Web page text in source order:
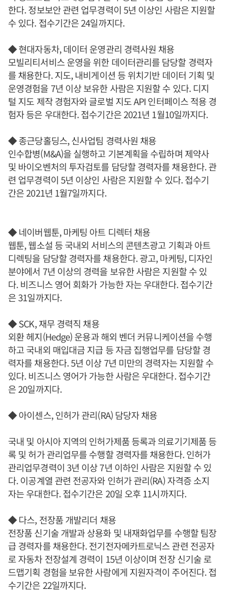
한다. 정보보안 관련 업무경력이 5년 이상인 사람은 지원할
수 있다. 접수기간은 24일까지다.
◆ 현대자동차, 데이터 운영관리 경력사원 채용
모빌리티서비스 운영을 위한 데이터관리를 담당할 경력자
를 채용한다. 지도, 내비게이션 등 위치기반 데이터 기획 및
운영경험을 7년 이상 보유한 사람은 지원할 수 있다. 디지
털 지도 제작 경험자와 글로벌 지도 API 인터페이스 적용 경
험자 등은 우대한다. 접수기간은 2021년 1월10일까지다.
◆ 종근당홀딩스, 신사업팀 경력사원 채용
인수합병(M&A)을 실행하고 기본계획을 수립하며 제약사
및 바이오벤처의 투자검토를 담당할 경력자를 채용한다. 관
련 업무경력이 5년 이상인 사람은 지원할 수 있다. 접수기
간은 2021년 1월7일까지다.
◆ 네이버웹툰, 마케팅 아트 디렉터 채용
웹툰, 웹소설 등 국내외 서비스의 콘텐츠광고 기획과 아트
디렉팅을 담당할 경력자를 채용한다. 광고, 마케팅, 디자인
분야에서 7년 이상의 경력을 보유한 사람은 지원할 수 있
다. 비즈니스 영어 회화가 가능한 자는 우대한다. 접수기간
은 31일까지다.
◆ SCK, 재무 경력직 채용
외환 헤지(Hedge) 운용과 해외 벤더 커뮤니케이션을 수행
하고 국내외 매입대금 지급 등 자금 집행업무를 담당할 경
력자를 채용한다. 5년 이상 7년 미만의 경력자는 지원할 수
있다. 비즈니스 영어가 가능한 사람은 우대한다. 접수기간
은 20일까지다.
◆ 아이센스, 인허가 관리(RA) 담당자 채용
국내 및 아시아 지역의 인허가제품 등록과 의료기기제품 등
록 및 허가 관리업무를 수행할 경력자를 채용한다. 인허가
관리업무경력이 3년 이상 7년 이하인 사람은 지원할 수 있
다. 이공계열 관련 전공자와 인허가 관리(RA) 자격증 소지
자는 우대한다. 접수기간은 20일 오후 11시까지다.
◆ 다스, 전장품 개발리더 채용
전장품 신기술 개발과 상용화 및 내재화업무를 수행할 팀장
급 경력자를 채용한다. 전기전자메카트로닉스 관련 전공자
로 자동차 전장설계 경력이 15년 이상이며 전장 신기술 로
드맵기획 경험을 보유한 사람에게 지원자격이 주어진다. 접
수기간은 22일까지다.